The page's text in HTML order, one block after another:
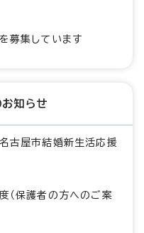
募集しています
知らせ
古屋市結婚新生活応援
（保護者の方へのご案